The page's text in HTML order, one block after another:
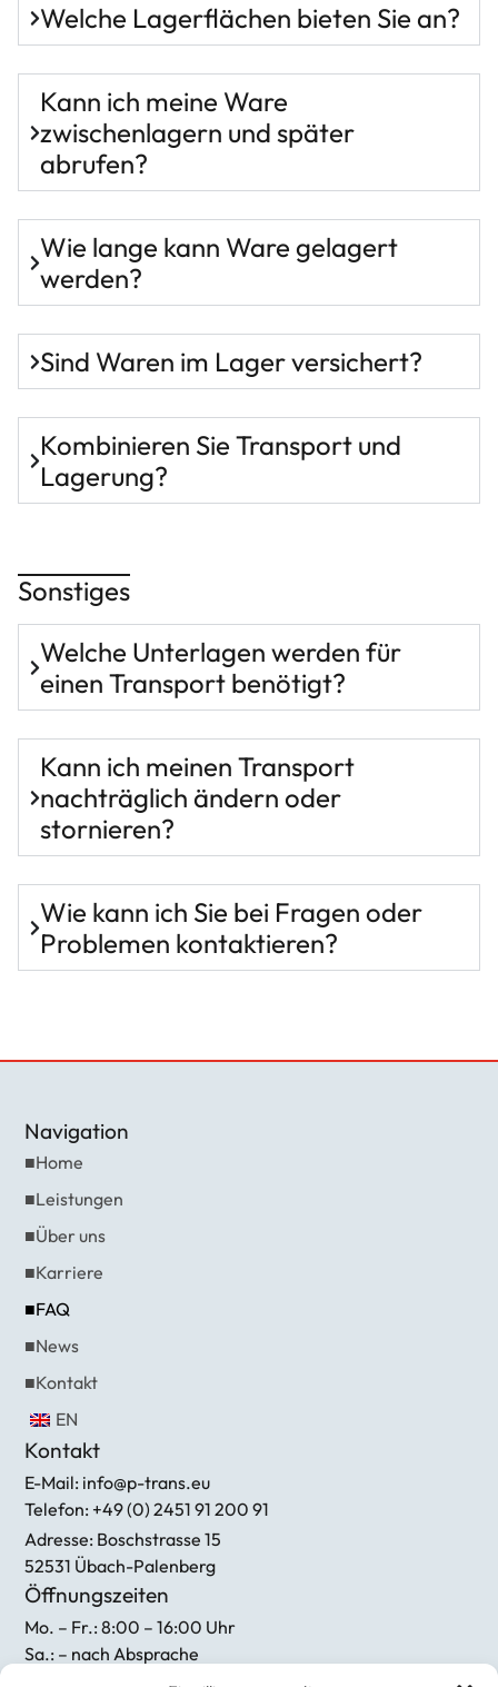
Welche Lagerflächen bieten Sie an?
Kann ich meine Ware
zwischenlagern und später
abrufen?
Wie lange kann Ware gelagert
werden?
Sind Waren im Lager versichert?
Kombinieren Sie Transport und
Lagerung?
Sonstiges
Welche Unterlagen werden für
einen Transport benötigt?
Kann ich meinen Transport
nachträglich ändern oder
stornieren?
Wie kann ich Sie bei Fragen oder
Problemen kontaktieren?
Navigation
■Home
■Leistungen
■Über uns
■Karriere
■FAQ
■News
■Kontakt
EN
Kontakt
E-Mail: info@p-trans.eu
Telefon: +49 (0) 2451 91 200 91
Adresse: Boschstrasse 15
52531 Übach-Palenberg
Öffnungszeiten
Mo. – Fr.: 8:00 – 16:00 Uhr
Sa.: – nach Absprache
– Geschlossen